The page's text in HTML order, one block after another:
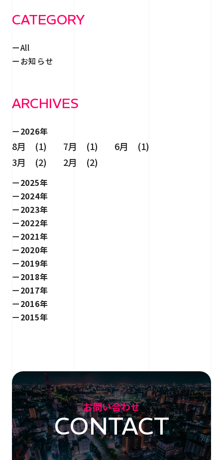
CATEGORY
All
お知らせ
ARCHIVES
2026年
8月 (1) 7月 (1)
6月 (1)
3月 (2)
2月 (2)
2025年
2024年
2023年
2022年
2021年
2020年
2019年
2018年
2017年
2016年
2015年
お問い合わせ
CONTACT